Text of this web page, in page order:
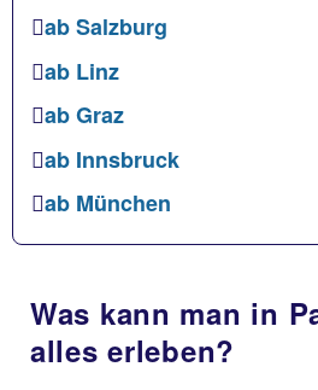
ab Salzburg
ab Linz
ab Graz
ab Innsbruck
ab München
Was kann man in
alles erleben?